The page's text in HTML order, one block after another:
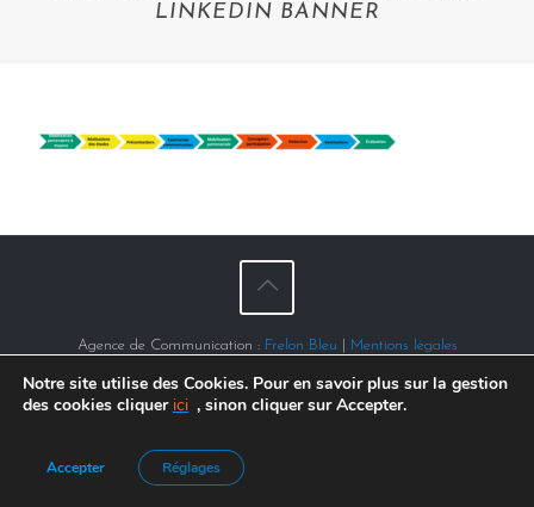
LINKEDIN BANNER
Agence de Communication : Frelon Bleu Mentions légales
Notre site utilise des Cookies. Pour en savoir plus sur la gestion
des cookies cliquer ici , sinon cliquer sur Accepter.
Accepter Réglages